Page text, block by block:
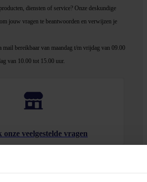
diensten of service? Onze deskundige
jouw vragen te beantwoorden en verwijzen je
mail bereikbaar van maandag t/m vrijdag van 09.00
van 10.00 tot 15.00 uur.
veelgestelde vragen